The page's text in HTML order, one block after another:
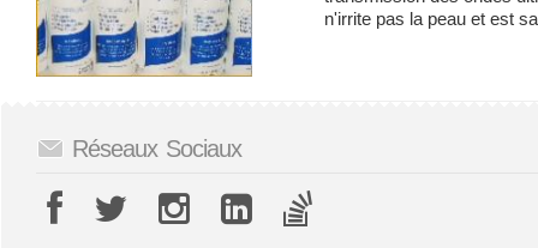
n'irrite pas la peau et est
Réseaux Sociaux